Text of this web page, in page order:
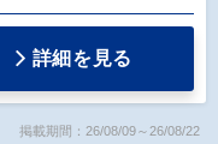
詳細を見る
掲載期間：26/08/09～26/08/22